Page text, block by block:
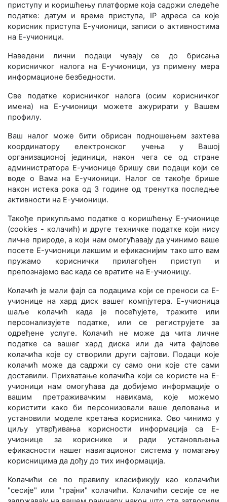
приступу и коришћењу платформе која садржи следеће
податке: датум и време приступа, IP адреса са које
корисник приступа Е-учионици, записи о активностима
на Е-учионици.
Наведени лични подаци чувају се до брисања
корисничког налога на Е-учионици, уз примену мера
информационе безбедности.
Све податке корисничког налога (осим корисничког
имена) на Е-учионици можете ажурирати у Вашем
профилу.
Ваш налог може бити обрисан подношењем захтева
координатору електронског учења у Вашој
организационој јединици, након чега се од стране
администратора Е-учионице бришу сви подаци који се
воде о Вама на Е-учионици. Налог се такође брише
након истека рока од 3 године од тренутка последње
активности на Е-учионици.
Такође прикупљамо податке о коришћењу Е-учионице
(cookies - колачић) и друге техничке податке који нису
личне природе, а који нам омогућавају да учинимо ваше
посете Е-учионици лакшим и ефикаснијим тако што вам
пружамо кориснички прилагођен приступ и
препознајемо вас када се вратите на Е-учионицу.
Колачић је мали фајл са подацима који се преноси са Е-
учионице на хард диск вашег компјутера. Е-учионица
шаље колачић када је посећујете, тражите или
персонализујете податке, или се региструјете за
одређене услуге. Колачић не може да чита личне
податке са вашег хард диска или да чита фајлове
колачића које су створили други сајтови. Подаци које
колачић може да садржи су само они које сте сами
доставили. Прихватање колачића који се користе на Е-
учионици нам омогућава да добијемо информације о
вашим претраживачким навикама, које можемо
користити како би персонизовали ваше деловање и
установили моделе кретања корисника. Ово чинимо у
циљу утврђивања корисности информација са Е-
учионице за кориснике и ради установљења
ефикасности нашег навигационог система у помагању
корисницима да дођу до тих информација.
Колачићи се по правилу класификују као колачићи
"сесије" или "трајни" колачићи. Колачићи сесије се не